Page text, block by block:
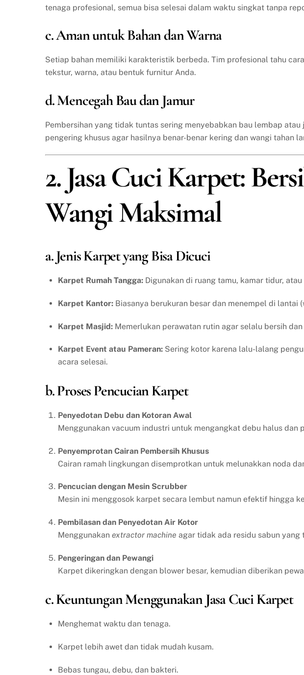
tenaga profesional, semua bisa selesai dalam waktu singkat tanpa
c. Aman untuk Bahan dan Warna
Setiap bahan memiliki karakteristik berbeda. Tim profesional tahu
tekstur, warna, atau bentuk furnitur Anda.
d. Mencegah Bau dan Jamur
Pembersihan yang tidak tuntas sering menyebabkan bau lembap atau
pengering khusus agar hasilnya benar-benar kering dan wangi tahan
2. Jasa Cuci Karpet:
Wangi Maksimal
a. Jenis Karpet yang Bisa Dicuci
Karpet Rumah Tangga:Digunakan di ruang tamu, kamar tidur,
Karpet Kantor:Biasanya berukuran besar dan menempel di lantai
Karpet Masjid:Memerlukan perawatan rutin agar selalu bersih
Karpet Event atau Pameran:Sering kotor karena lalu-lalang
acara selesai.
b. Proses Pencucian Karpet
Penyedotan Debu dan Kotoran Awal
Menggunakan vacuum industri untuk mengangkat debu halus dan
Penyemprotan Cairan Pembersih Khusus
Cairan ramah lingkungan disemprotkan untuk melunakkan noda
Pencucian dengan Mesin Scrubber
Mesin ini menggosok karpet secara lembut namun efektif hingga
Pembilasan dan Penyedotan Air Kotor
Menggunakan extractor machine agar tidak ada residu sabun yang
Pengeringan dan Pewangi
Karpet dikeringkan dengan blower besar, kemudian diberikan
c. Keuntungan Menggunakan Jasa Cuci Karpet
Menghemat waktu dan tenaga.
Karpet lebih awet dan tidak mudah kusam.
Bebas tungau, debu, dan bakteri.